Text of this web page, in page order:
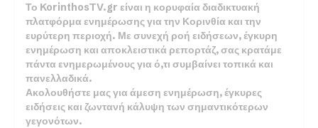
Το KorinthosTV.gr είναι η κορυφαία διαδικτυακή
πλατφόρμα ενημέρωσης για την Κορινθία και την
ευρύτερη περιοχή. Με συνεχή ροή ειδήσεων, έγκυρη
ενημέρωση και αποκλειστικά ρεπορτάζ, σας κρατάμε
πάντα ενημερωμένους για ό,τι συμβαίνει τοπικά και
πανελλαδικά.
Ακολουθήστε μας για άμεση ενημέρωση, έγκυρες
ειδήσεις και ζωντανή κάλυψη των σημαντικότερων
γεγονότων.